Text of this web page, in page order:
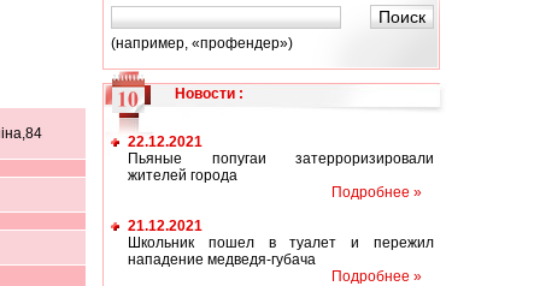
(например, «профендер»)
Новости :
22.12.2021
Пьяные попугаи затерроризировали
жителей города
Подробнее »
21.12.2021
Школьник пошел в туалет и пережил
нападение медведя-губача
Подробнее »